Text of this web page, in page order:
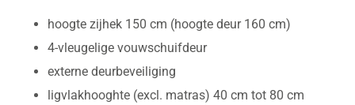
hoogte zijhek 150 cm (hoogte deur 160 cm)
4-vleugelige vouwschuifdeur
externe deurbeveiliging
ligvlakhooghte (excl. matras) 40 cm tot 80 cm